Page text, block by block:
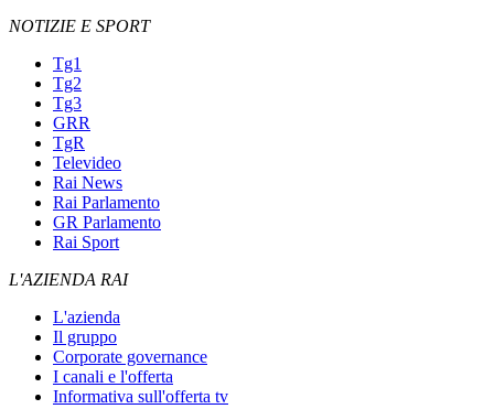
NOTIZIE E SPORT
Tg1
Tg2
Tg3
GRR
TgR
Televideo
Rai News
Rai Parlamento
GR Parlamento
Rai Sport
L'AZIENDA RAI
L'azienda
Il gruppo
Corporate governance
I canali e l'offerta
Informativa sull'offerta tv